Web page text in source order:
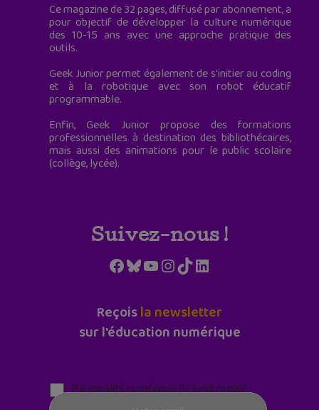
Ce magazine de 32 pages, diffusé par abonnement, a
pour objectif de développer la culture numérique
des 10-15 ans avec une approche pratique des
outils.
Geek Junior permet également de s'initier au coding
et à la robotique avec son robot éducatif
programmable.
Enfin, Geek Junior propose des formations
professionnelles à destination des bibliothécaires,
mais aussi des animations pour le public scolaire
(collège, lycée).
Suivez-nous !
Facebook
Bluesky
YouTube
Instagram
TikTokLinkedIn
Reçoisla newsletter
sur l'éducation numérique
Parentalité numérique (le lundi matin)